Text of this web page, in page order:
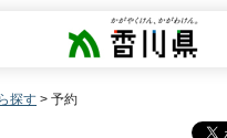
香川県
探す > 予約